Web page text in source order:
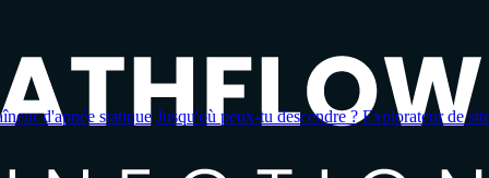
d'apnée statique Jusqu'où peux-tu descendre ? Explorateur de